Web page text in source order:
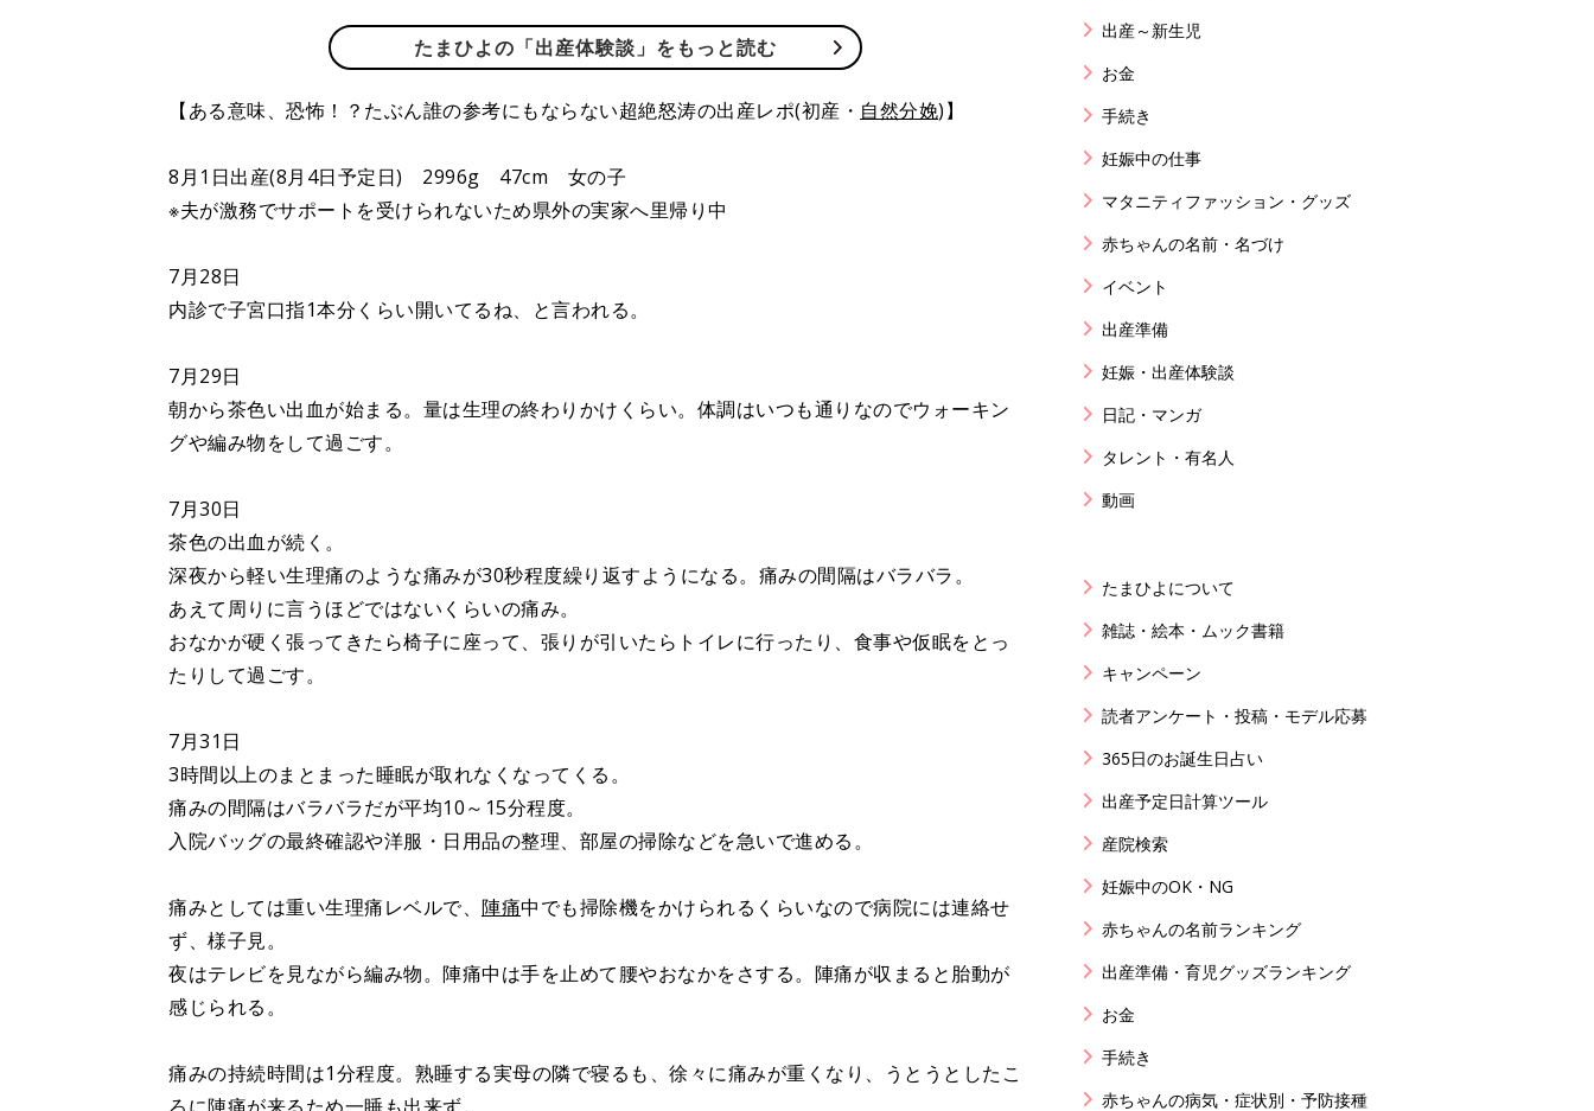
たまひよの「出産体験談」をもっと読む
【ある意味、恐怖！？たぶん誰の参考にもならない超絶怒涛の出産レポ(初産・ 自然分娩)】
8月1日出産(8月4日予定日) 2996g 47cm 女の子
※夫が激務でサポートを受けられないため県外の実家へ里帰り中
7月28日
内診で子宮口指1本分くらい開いてるね、と言われる。
7月29日
朝から茶色い出血が始まる。量は生理の終わりかけくらい。体調はいつも通りなのでウォーキン
グや編み物をして過ごす。
7月30日
茶色の出血が続く。
深夜から軽い生理痛のような痛みが30秒程度繰り返すようになる。痛みの間隔はバラバラ。
あえて周りに言うほどではないくらいの痛み。
おなかが硬く張ってきたら椅子に座って、張りが引いたらトイレに行ったり、食事や仮眠をとっ
たりして過ごす。
7月31日
3時間以上のまとまった睡眠が取れなくなってくる。
痛みの間隔はバラバラだが平均10～15分程度。
入院バッグの最終確認や洋服・日用品の整理、部屋の掃除などを急いで進める。
痛みとしては重い生理痛レベルで、 陣痛中でも掃除機をかけられるくらいなので病院には連絡せ
ず、様子見。
夜はテレビを見ながら編み物。陣痛中は手を止めて腰やおなかをさする。陣痛が収まると胎動が
感じられる。
痛みの持続時間は1分程度。熟睡する実母の隣で寝るも、徐々に痛みが重くなり、うとうとしたこ
出産～新生児
お金
手続き
妊娠中の仕事
マタニティファッション・グッズ
赤ちゃんの名前・名づけ
イベント
出産準備
妊娠・出産体験談
日記・マンガ
タレント・有名人
動画
たまひよについて
雑誌・絵本・ムック書籍
キャンペーン
読者アンケート・投稿・モデル応募
365日のお誕生日占い
出産予定日計算ツール
産院検索
妊娠中のOK・NG
赤ちゃんの名前ランキング
出産準備・育児グッズランキング
お金
手続き
赤ちゃんの病気・症状別・予防接種